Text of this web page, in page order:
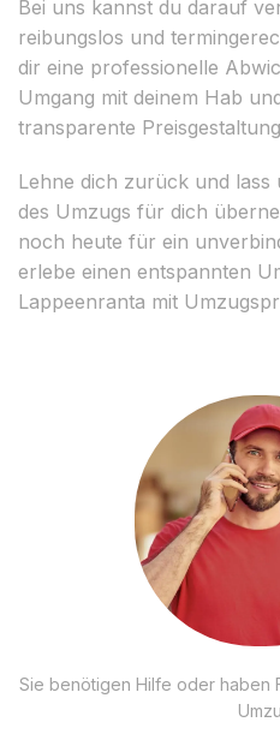
Bei uns kannst du darauf
reibungslos und
dir eine professionelle
Umgang mit deinem Hab
transparente
Lehne dich zurück und lass
des Umzugs für dich
noch heute für ein
erlebe einen entspannten
Lappeenranta mit
Sie benötigen Hilfe oder haben